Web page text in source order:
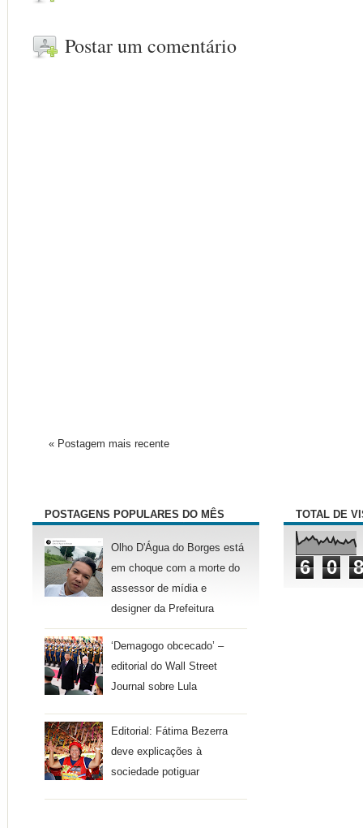
Postar um comentário
« Postagem mais recente
POSTAGENS POPULARES DO MÊS
Olho D'Água do Borges está
em choque com a morte do
assessor de mídia e
designer da Prefeitura
‘Demagogo obcecado’ –
editorial do Wall Street
Journal sobre Lula
Editorial: Fátima Bezerra
deve explicações à
sociedade potiguar
TOTAL DE
6 0 8